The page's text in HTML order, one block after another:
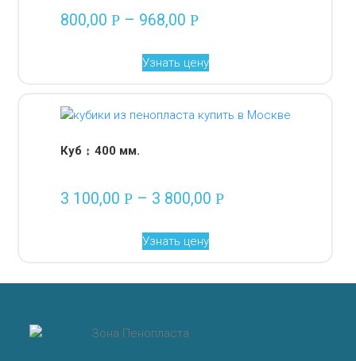
800,00Р – 968,00Р
Узнать цену
Куб ↕ 400 мм.
3 100,00 Р– 3 800,00 Р
Узнать цену